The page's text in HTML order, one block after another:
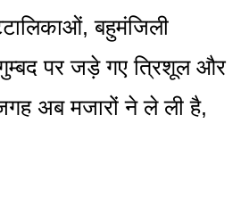
बहुमंजिली
गुम्बद पर जड़े गए त्रिशूल और
जगह अब मजारों ने ले ली है,